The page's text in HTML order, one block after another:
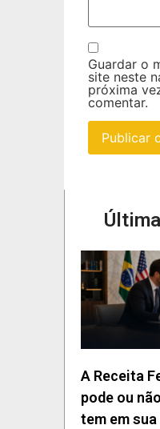
Guardar o
site neste
próxima
comentar.
A Receita
pode ou
tem em